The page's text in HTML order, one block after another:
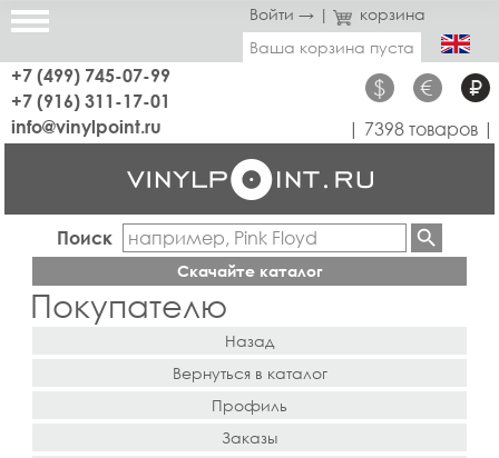
Войти → |
корзина
Ваша корзина пуста
+7 (499) 745-07-99
+7 (916) 311-17-01
$ € ₽
info@vinylpoint.ru | 7398 товаров |
Поиск
Скачайте каталог
Покупателю
Назад
Вернуться в каталог
Профиль
Заказы